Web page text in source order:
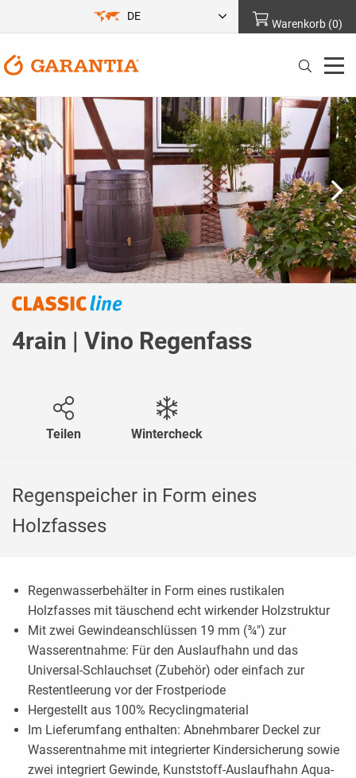
Warenkorb (0)
DE
4rain | Vino Regenfass
Teilen Wintercheck
Regenspeicher in Form eines
Holzfasses
Regenwasserbehälter in Form eines rustikalen
Holzfasses mit täuschend echt wirkender Holzstruktur
Mit zwei Gewindeanschlüssen 19 mm (¾") zur
Wasserentnahme: Für den Auslaufhahn und das
Universal-Schlauchset (Zubehör) oder einfach zur
Restentleerung vor der Frostperiode
Hergestellt aus 100% Recyclingmaterial
Im Lieferumfang enthalten: Abnehmbarer Deckel zur
Wasserentnahme mit integrierter Kindersicherung sowie
zwei integriert Gewinde, Kunststoff-Auslaufhahn Aqua-